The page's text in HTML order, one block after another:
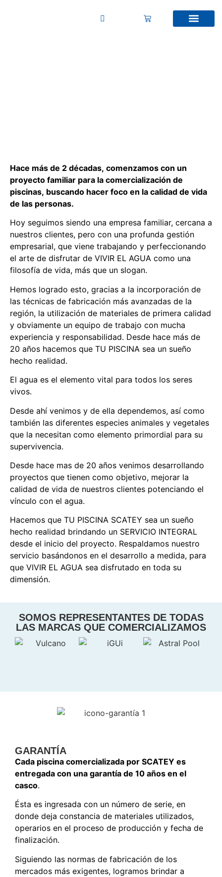
Hace más de 2 décadas, comenzamos con un
proyecto familiar para la comercialización de
piscinas, buscando hacer foco en la calidad de vida
de las personas.
Hoy seguimos siendo una empresa familiar, cercana a
nuestros clientes, pero con una profunda gestión
empresarial, que viene trabajando y perfeccionando
el arte de disfrutar de VIVIR EL AGUA como una
filosofía de vida, más que un slogan.
Hemos logrado esto, gracias a la incorporación de
las técnicas de fabricación más avanzadas de la
región, la utilización de materiales de primera calidad
y obviamente un equipo de trabajo con mucha
experiencia y responsabilidad. Desde hace más de
20 años hacemos que TU PISCINA sea un sueño
hecho realidad.
El agua es el elemento vital para todos los seres
vivos.
Desde ahí venimos y de ella dependemos, así como
también las diferentes especies animales y vegetales
que la necesitan como elemento primordial para su
supervivencia.
Desde hace mas de 20 años venimos desarrollando
proyectos que tienen como objetivo, mejorar la
calidad de vida de nuestros clientes potenciando el
vínculo con el agua.
Hacemos que TU PISCINA SCATEY sea un sueño
hecho realidad brindando un SERVICIO INTEGRAL
desde el inicio del proyecto. Respaldamos nuestro
servicio basándonos en el desarrollo a medida, para
que VIVIR EL AGUA sea disfrutado en toda su
dimensión.
SOMOS REPRESENTANTES DE TODAS
LAS MARCAS QUE COMERCIALIZAMOS
GARANTÍA
Cada piscina comercializada por SCATEY es
entregada con una garantía de 10 años en el
casco.
Ésta es ingresada con un número de serie, en
donde deja constancia de materiales utilizados,
operarios en el proceso de producción y fecha de
finalización.
Siguiendo las normas de fabricación de los
mercados más exigentes, logramos brindar a